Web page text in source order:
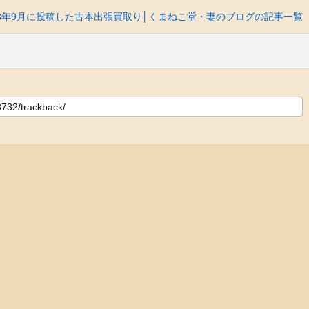
9月に投稿した古本出張買取り│くまねこ堂・妻のブログの記事一覧